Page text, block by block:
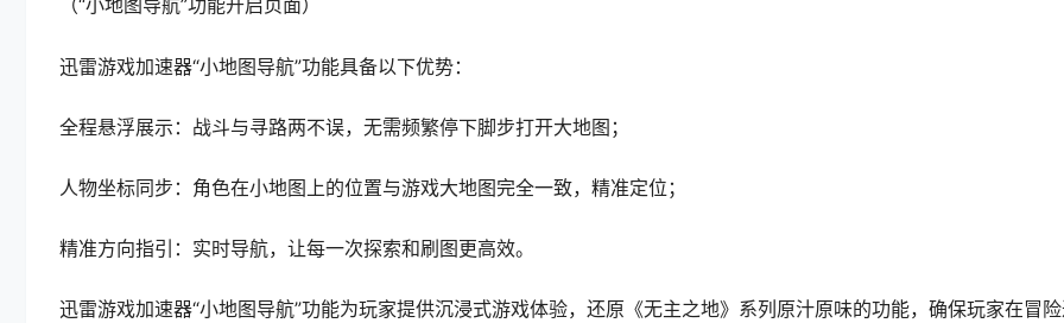
（“小地图导航”功能开启页面）
迅雷游戏加速器“小地图导航”功能具备以下优势：
全程悬浮展示：战斗与寻路两不误，无需频繁停下脚步打开大地图；
人物坐标同步：角色在小地图上的位置与游戏大地图完全一致，精准定位；
精准方向指引：实时导航，让每一次探索和刷图更高效。
迅雷游戏加速器“小地图导航”功能为玩家提供沉浸式游戏体验，还原《无主之地》系列原汁原味的功能，确保玩家在冒